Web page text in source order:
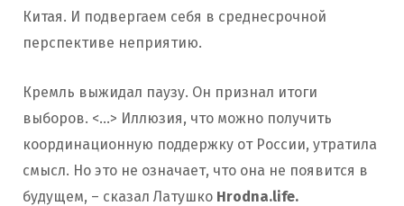
Китая. И подвергаем себя в среднесрочной
перспективе неприятию.
Кремль выжидал паузу. Он признал итоги
выборов. <…> Иллюзия, что можно получить
координационную поддержку от России, утратила
смысл. Но это не означает, что она не появится в
будущем, – сказал Латушко Hrodna.life.